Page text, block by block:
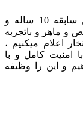
ما در بازرگانی تجارت گستر رایان با داشتن سابقه 10 ساله و
و ماهر و باتجربه
اعلام میکنیم ،
امنیت کامل و با
و این را وظیفه